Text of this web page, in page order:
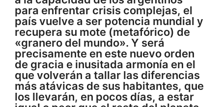
para enfrentar crisis complejas, el
país vuelve a ser potencia mundial y
recupera su mote (metafórico) de
«granero del mundo». Y será
precisamente en este nuevo orden
de gracia e inusitada armonía en el
que volverán a tallar las diferencias
más atávicas de sus habitantes, que
los llevarán, en pocos días, a estar